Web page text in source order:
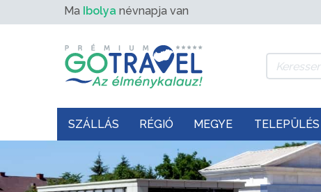
Ma Ibolya névnapja van
SZÁLLÁS RÉGIÓ MEGYE TELEPÜLÉS